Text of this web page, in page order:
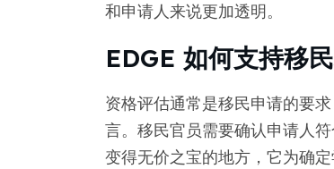
和申请人来说更加透明。
EDGE 如何支持移
资格评估通常是移民申请的要
言。移民官员需要确认申请人
变得无价之宝的地方，它为确